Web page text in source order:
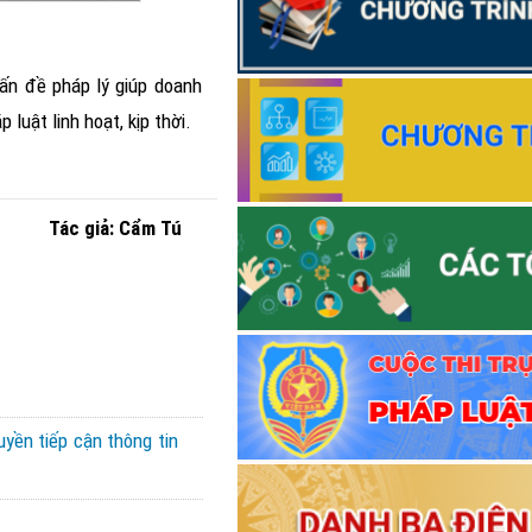
đề pháp lý giúp doanh
luật linh hoạt, kịp thời.
Tác giả: Cẩm Tú
tiếp cận thông tin
Thông báo Lịch tiếp công
Thông báo Lịch tiếp công
Thông báo Kết quả Cuộc thi
quyết của Đảng; pháp luật về
hóa trên môi trường số của
Điện Biên năm 2026”